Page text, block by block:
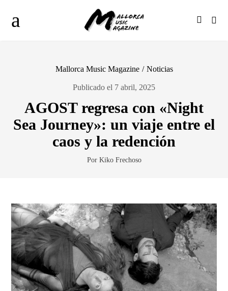
Mallorca Music Magazine / Noticias
Publicado el 7 abril, 2025
AGOST regresa con «Night
Sea Journey»: un viaje entre el
caos y la redención
Por Kiko Frechoso